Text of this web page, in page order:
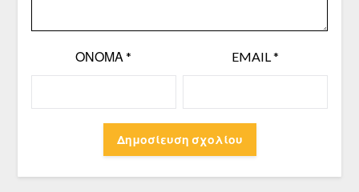
ΌΝΟΜΑ* EMAIL*